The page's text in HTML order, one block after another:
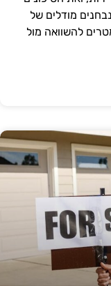
מודלים של
להשוואה מול